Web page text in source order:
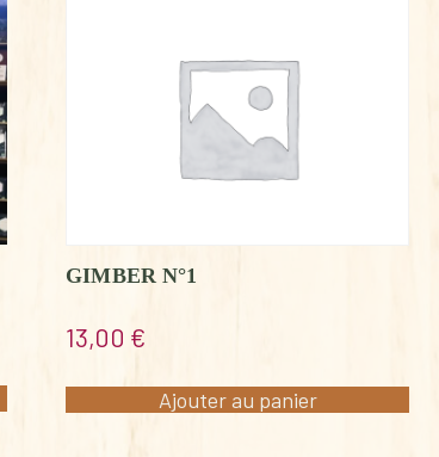
GIMBER N°1
13,00 €
Ajouter au panier